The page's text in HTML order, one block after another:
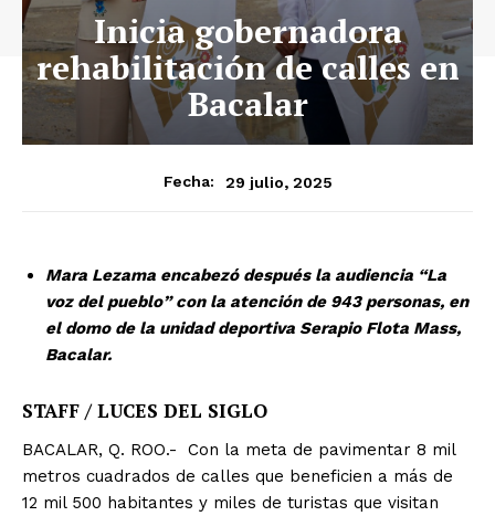
Inicia gobernadora
rehabilitación de calles en
Bacalar
Fecha: 29 julio, 2025
Mara Lezama encabezó después la audiencia “La
voz del pueblo” con la atención de 943 personas, en
el domo de la unidad deportiva Serapio Flota Mass,
Bacalar.
STAFF / LUCES DEL SIGLO
BACALAR, Q. ROO.- Con la meta de pavimentar 8 mil
metros cuadrados de calles que beneficien a más de
12 mil 500 habitantes y miles de turistas que visitan